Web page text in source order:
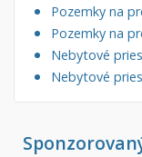
Pozemky na
Pozemky na
Nebytové
Nebytové